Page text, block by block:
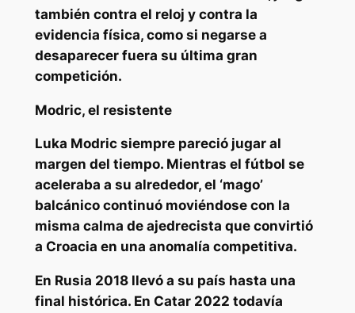
también contra el reloj y contra la
evidencia física, como si negarse a
desaparecer fuera su última gran
competición.
Modric, el resistente
Luka Modricsiempre pareció jugar al
margen del tiempo. Mientras el fútbol se
aceleraba a su alrededor, el ‘mago’
balcánico continuó moviéndose con la
misma calma de ajedrecista que convirtió
a Croacia en una anomalía competitiva.
En Rusia 2018 llevó a su país hasta una
final histórica.En Catar 2022 todavía